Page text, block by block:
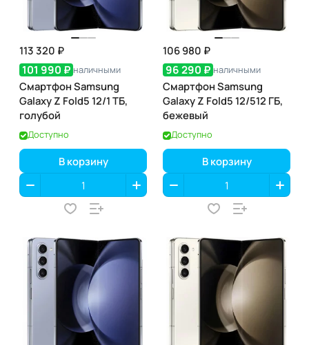
113 320 ₽
101 990 ₽ наличными
Смартфон Samsung
Galaxy Z Fold5 12/1 ТБ,
голубой
Доступно
В корзину
106 980 ₽
96 290 ₽ наличными
Смартфон Samsung
Galaxy Z Fold5 12/512 ГБ,
бежевый
Доступно
В корзину